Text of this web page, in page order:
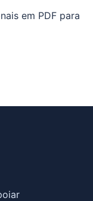
em PDF para